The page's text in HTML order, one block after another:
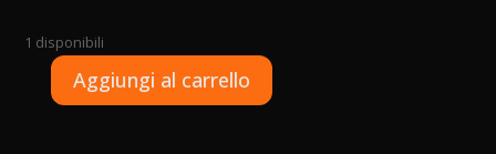
1 disponibili
Tazza
Aggiungi al carrello